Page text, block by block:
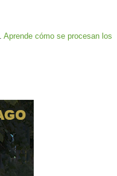
Aprende cómo se procesan los